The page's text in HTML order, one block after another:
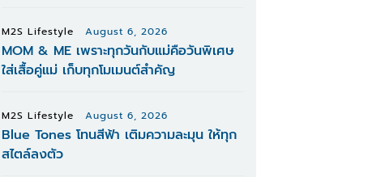
M2S Lifestyle August 6, 2026
MOM & ME เพราะทุกวันกับแม่คือวันพิเศษ
ใส่เสื้อคู่แม่ เก็บทุกโมเมนต์สำคัญ
M2S Lifestyle August 6, 2026
Blue Tones โทนสีฟ้า เติมความละมุน ให้ทุก
สไตล์ลงตัว